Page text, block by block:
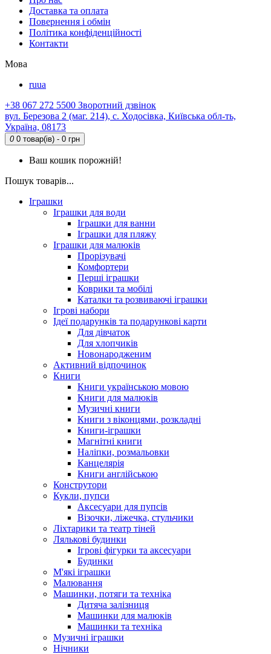
Доставка та оплата
Повернення і обмін
Політика конфіденційності
Контакти
Мова
ruua
+38 067 272 5500 Зворотний дзвінок
вул. Березова 2 (маг. 214), с. Ходосівка, Київська обл-ть,
Україна, 08173
0 0 товар(ів) - 0 грн
Ваш кошик порожній!
Пошук товарів...
Іграшки
Іграшки для води
Іграшки для ванни
Іграшки для пляжу
Іграшки для малюків
Прорізувачі
Комфортери
Перші іграшки
Коврики та мобілі
Каталки та розвиваючі іграшки
Ігрові набори
Ідеї ​​подарунків та подарункові карти
Для дівчаток
Для хлопчиків
Новонародженим
Активний відпочинок
Книги
Книги українською мовою
Книги для малюків
Музичні книги
Книги з віконцями, розкладні
Книги-іграшки
Магнітні книги
Наліпки, розмальовки
Канцелярія
Книги англійською
Конструтори
Кукли, пупси
Аксесуари для пупсів
Візочки, ліжечка, стульчики
Ліхтарики та театр тіней
Лялькові будинки
Ігрові фігурки та аксесуари
Будинки
М'які іграшки
Малювання
Машинки, потяги та техніка
Дитяча залізниця
Машинки для малюків
Машинки та техніка
Музичні іграшки
Нічники